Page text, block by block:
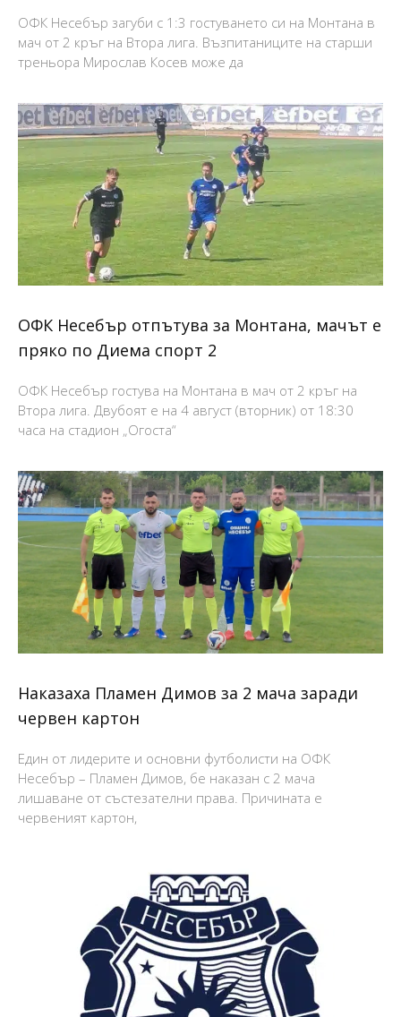
ОФК Несебър загуби с 1:3 гостуването си на Монтана в
мач от 2 кръг на Втора лига. Възпитаниците на старши
треньора Мирослав Косев може да
ОФК Несебър отпътува за Монтана, мачът е
пряко по Диема спорт 2
ОФК Несебър гостува на Монтана в мач от 2 кръг на
Втора лига. Двубоят е на 4 август (вторник) от 18:30
часа на стадион „Огоста“
Наказаха Пламен Димов за 2 мача заради
червен картон
Един от лидерите и основни футболисти на ОФК
Несебър – Пламен Димов, бе наказан с 2 мача
лишаване от състезателни права. Причината е
червеният картон,